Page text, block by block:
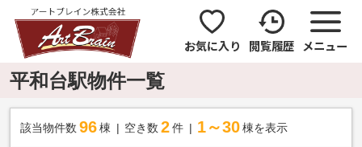
お気に入り 閲覧履歴 メニュー
平和台駅物件一覧
該当物件数 96棟 空き数 2 件 1～30 棟を表示